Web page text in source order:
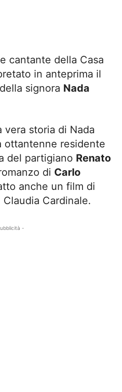
cantante della Casa
in anteprima il
signora Nada
vera storia di Nada
ottantenne residente
del partigiano Renato
di Carlo
anche un film di
Cardinale.
-